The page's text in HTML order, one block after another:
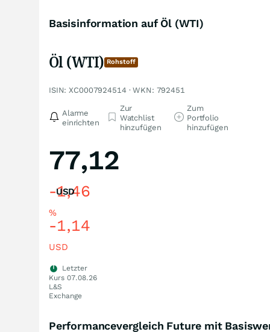
Basisinformation auf Öl (WTI)
Öl (WTI) Rohstoff
ISIN: XC0007924514 · WKN: 792451
Alarme
einrichten
Zur
Watchlist
hinzufügen
Zum
Portfolio
hinzufügen
77,12
USD
-1,46
%
-1,14
USD
Letzter
Kurs 07.08.26
L&S
Exchange
Performancevergleich Future mit